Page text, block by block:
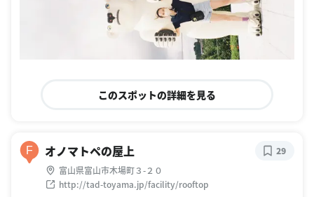
このスポットの詳細を見る
F オノマトペの屋上
富山県富山市木場町３-２０
http://tad-toyama.jp/facility/rooftop
29